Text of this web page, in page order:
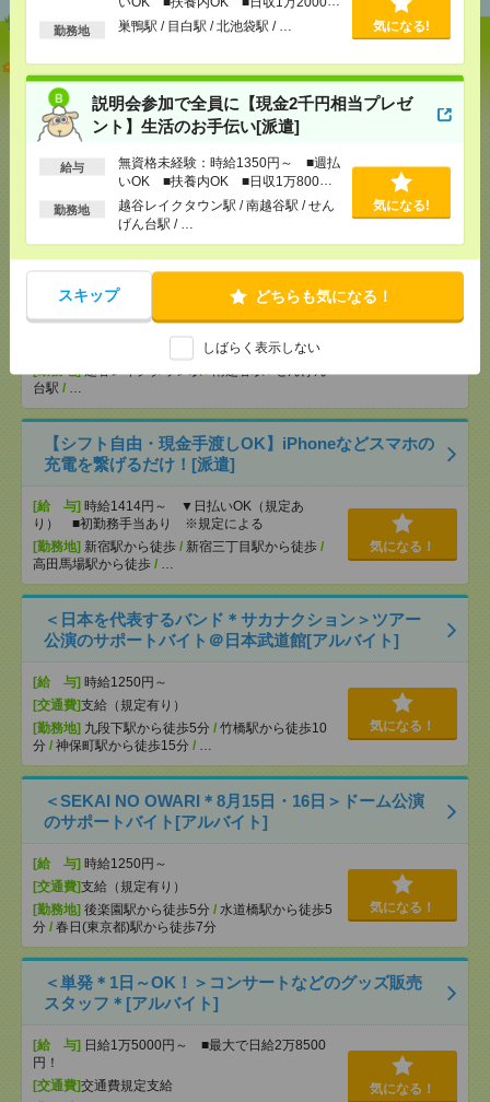
以上
勤務地 巣鴨駅 / 目白駅 / 北池袋駅 / … 気になる!
説明会参加で全員に【現金2千円相当プレゼ
ント】生活のお手伝い[派遣]
給与
無資格未経験：時給1350円～ ■週払
いOK ■扶養内OK ■日収1万800円
以上
勤務地
越谷レイクタウン駅 / 南越谷駅 / せん
げん台駅 / …
気になる!
スキップ どちらも気になる！
しばらく表示しない
【オープニング募集】おばあちゃんのお散歩付き添
いも仕事の1つ[派遣]
[給 与]
無資格未経験：時給1500円～ ■週払い
OK ■扶養内OK ■日収1万2000円以上
[交通費]交通費全額支給
巣鴨駅/目白駅/北池袋駅 /…
気になる！
説明会参加で全員に【現金2千円相当プレゼント】生
活のお手伝い[派遣]
無資格未経験：時給1350円～ ■週払い
OK ■扶養内OK ■日収1万800円以上
[勤務地]越谷レイクタウン駅/南越谷駅/せんげん
台駅 / …
【シフト自由・現金手渡しOK】iPhoneなどスマホの
充電を繋げるだけ！[派遣]
[給 与] 時給1414円～ ▼日払いOK（規定あ
り） ■初勤務手当あり ※規定による
[勤務地] 新宿駅から徒歩 / 新宿三丁目駅から徒歩 /
高田馬場駅から徒歩 / …
気になる！
＜日本を代表するバンド＊サカナクション＞ツアー
公演のサポートバイト＠日本武道館[アルバイト]
[給 与] 時給1250円～
[交通費]支給（規定有り）
[勤務地] 九段下駅から徒歩5分 / 竹橋駅から徒歩10
分 / 神保町駅から徒歩15分 / …
気になる！
＜SEKAI NO OWARI＊8月15日・16日＞ドーム公演
のサポートバイト[アルバイト]
[給 与] 時給1250円～
[交通費]支給（規定有り）
[勤務地] 後楽園駅から徒歩5分 / 水道橋駅から徒歩5
分 / 春日(東京都)駅から徒歩7分
気になる！
＜単発＊1日～OK！＞コンサートなどのグッズ販売
スタッフ＊[アルバイト]
[給 与] 日給1万5000円～ ■最大で日給2万8500
円！
[交通費]交通費規定支給
気になる！